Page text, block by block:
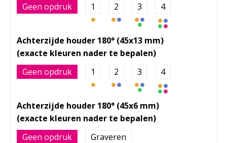
Geen opdruk 1 2 3 4
Achterzijde houder 180° (45x13 mm)
Geen opdruk 1 2 3 4
Achterzijde houder 180° (45x6 mm)
Geen opdruk Graveren